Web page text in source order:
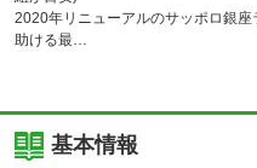
2020年リニューアルのサッポロ銀
助ける最
基本情報